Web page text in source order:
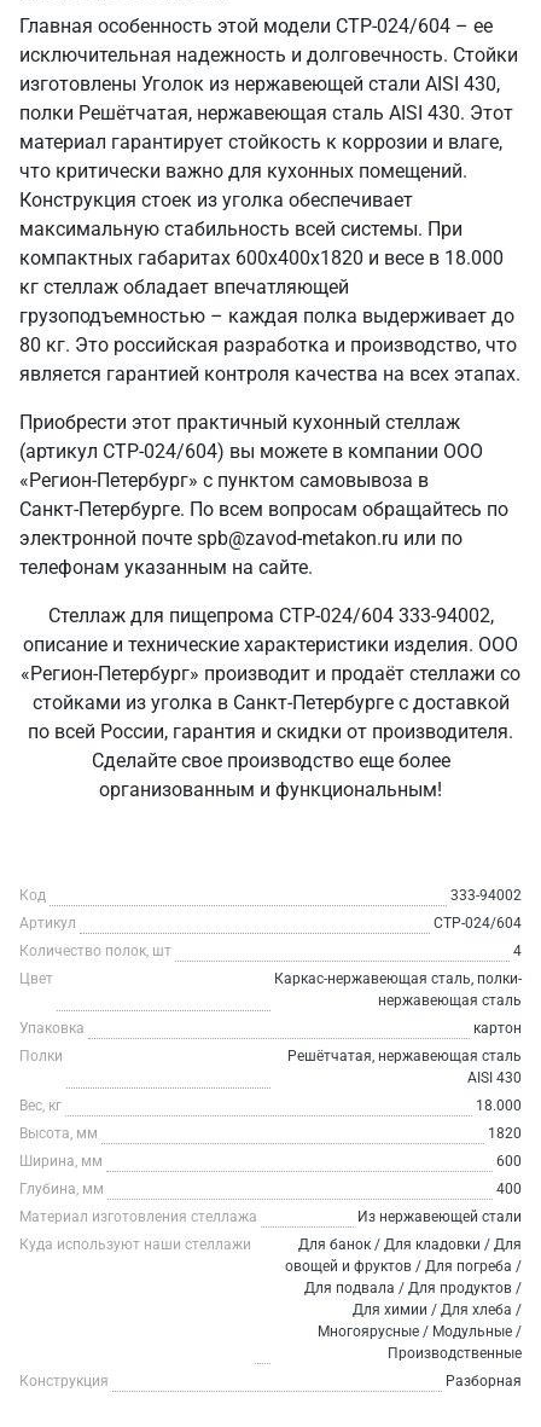
Главная особенность этой модели СТР-024/604 – ее
исключительная надежность и долговечность. Стойки
изготовлены Уголок из нержавеющей стали AISI 430,
полки Решётчатая, нержавеющая сталь AISI 430. Этот
материал гарантирует стойкость к коррозии и влаге,
что критически важно для кухонных помещений.
Конструкция стоек из уголка обеспечивает
максимальную стабильность всей системы. При
компактных габаритах 600х400х1820 и весе в 18.000
кг стеллаж обладает впечатляющей
грузоподъемностью – каждая полка выдерживает до
80 кг. Это российская разработка и производство, что
является гарантией контроля качества на всех этапах.
Приобрести этот практичный кухонный стеллаж
(артикул СТР-024/604) вы можете в компании ООО
«Регион-Петербург» с пунктом самовывоза в
Санкт‑Петербурге. По всем вопросам обращайтесь по
электронной почте spb@zavod-metakon.ru или по
телефонам указанным на сайте.
Стеллаж для пищепрома СТР-024/604 333-94002,
описание и технические характеристики изделия. ООО
«Регион-Петербург» производит и продаёт стеллажи со
стойками из уголка в Санкт‑Петербурге с доставкой
по всей России, гарантия и скидки от производителя.
Сделайте свое производство еще более
организованным и функциональным!
Код
333-94002
Артикул
СТР-024/604
Количество полок, шт
4
Цвет
Каркас-нержавеющая сталь, полки-
нержавеющая сталь
Упаковка
картон
Полки
Решётчатая, нержавеющая сталь
AISI 430
Вес, кг
18.000
Высота, мм
1820
Ширина, мм
600
Глубина, мм
400
Материал изготовления стеллажа
Из нержавеющей стали
Куда используют наши стеллажи
Для банок / Для кладовки / Для
овощей и фруктов / Для погреба /
Для подвала / Для продуктов /
Для химии / Для хлеба /
Многоярусные / Модульные /
Производственные
Конструкция
Разборная